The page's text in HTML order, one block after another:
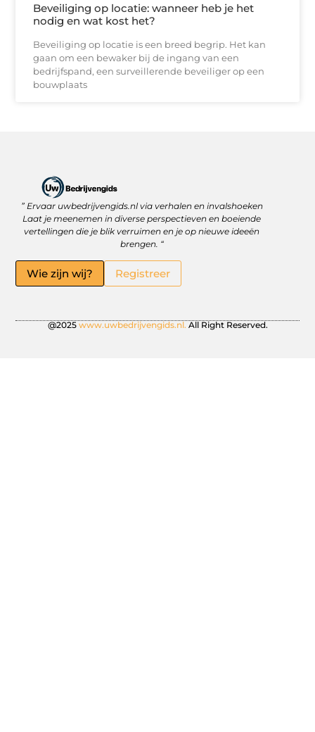
Beveiliging op locatie: wanneer heb je het
nodig en wat kost het?
Beveiliging op locatie is een breed begrip. Het kan
gaan om een bewaker bij de ingang van een
bedrijfspand, een surveillerende beveiliger op een
bouwplaats
” Ervaar uwbedrijvengids.nl via verhalen en invalshoeken
Laat je meenemen in diverse perspectieven en boeiende
vertellingen die je blik verruimen en je op nieuwe ideeën
brengen. “
Wie zijn wij? Registreer
@2025 www.uwbedrijvengids.nl. All Right Reserved.